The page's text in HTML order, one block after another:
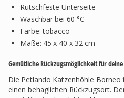
Rutschfeste Unterseite
Waschbar bei 60 °C
Farbe: tobacco
Maße: 45 x 40 x 32 cm
Gemütliche Rückzugsmöglichkeit für deine
Die Petlando Katzenhöhle
einen behaglichen Rückzugsort.